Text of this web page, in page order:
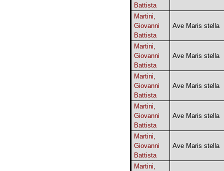
Battista
Martini,
Giovanni
Battista
Ave Maris stella
Martini,
Giovanni
Battista
Ave Maris stella
Martini,
Giovanni
Battista
Ave Maris stella
Martini,
Giovanni
Battista
Ave Maris stella
Martini,
Giovanni
Battista
Ave Maris stella
Martini,